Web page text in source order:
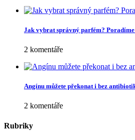
Jak vybrat správný parfém?
2 komentáře
Angínu můžete překonat i bez
2 komentáře
Rubriky